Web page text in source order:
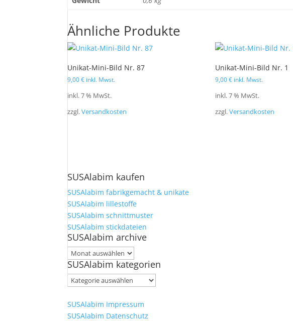
Ähnliche Produkte
Unikat-Mini-Bild Nr. 87
9,00€ inkl. Mwst.
inkl. 7 % MwSt.
zzgl.Versandkosten
Unikat-Mini-Bild Nr. 1
9,00€ inkl. Mwst.
inkl. 7 % MwSt.
zzgl.Versandkosten
SUSAlabim kaufen
SUSAlabim fabrikgemacht & unikate
SUSAlabim lillestoffe
SUSAlabim schnittmuster
SUSAlabim stickdateien
SUSAlabim archive
SUSAlabim
archive
SUSAlabim kategorien
SUSAlabim
SUSAlabim Impressum
SUSAlabim Datenschutz